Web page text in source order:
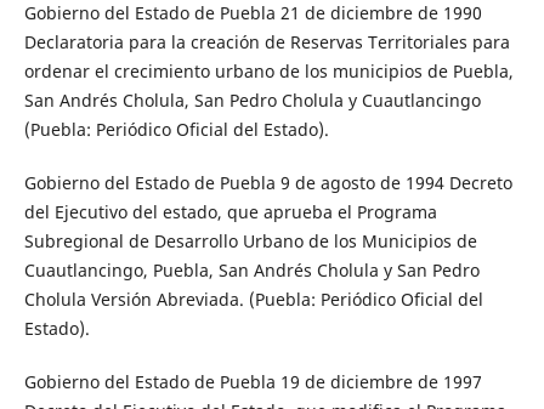
Gobierno del Estado de Puebla 21 de diciembre de 1990
Declaratoria para la creación de Reservas Territoriales para
ordenar el crecimiento urbano de los municipios de Puebla,
San Andrés Cholula, San Pedro Cholula y Cuautlancingo
(Puebla: Periódico Oficial del Estado).
Gobierno del Estado de Puebla 9 de agosto de 1994 Decreto
del Ejecutivo del estado, que aprueba el Programa
Subregional de Desarrollo Urbano de los Municipios de
Cuautlancingo, Puebla, San Andrés Cholula y San Pedro
Cholula Versión Abreviada. (Puebla: Periódico Oficial del
Estado).
Gobierno del Estado de Puebla 19 de diciembre de 1997